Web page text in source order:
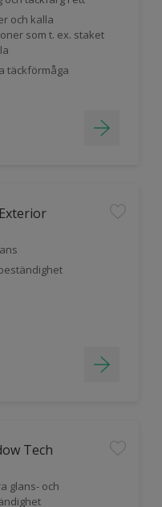
och kalla
som t. ex. staket
täckförmåga
Tech
glans- och